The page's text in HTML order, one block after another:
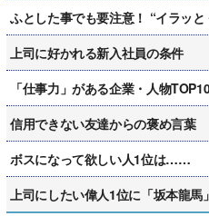
ふとした事でも要注意！ “イラッ
上司に好かれる新入社員の条件
「仕事力」がある企業・人物
信用できない友達からの褒め言葉
ボスになって欲しい人1位は……
上司にしたい偉人1位に「坂本龍馬」